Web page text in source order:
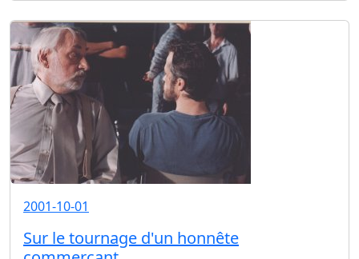
2001-10-01
Sur le tournage d'un honnête